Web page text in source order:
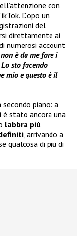
con
Dopo un
del
direttamente ai
numerosi account
è da me fare i
sto facendo
mio e questo è il
piano: a
è stato ancora una
labbra più
, arrivando a
qualcosa di più di